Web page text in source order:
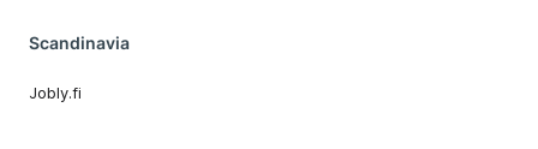
Scandinavia
Jobly.fi